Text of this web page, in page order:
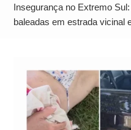
Neymar Chama
Vazamentos e Expõe
Insegurança no Extremo
baleadas em estrada vicinal